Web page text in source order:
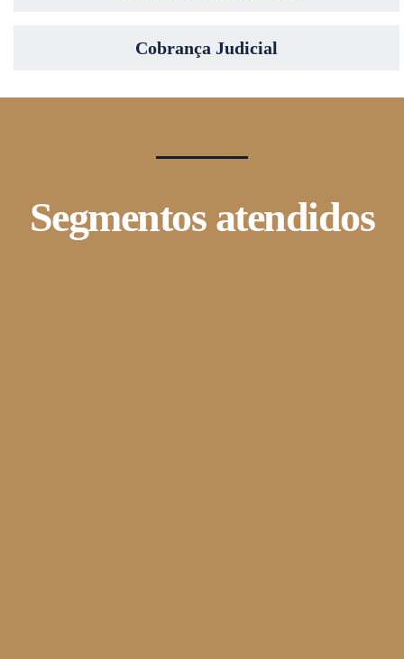
Cobrança Judicial
Segmentos atendidos